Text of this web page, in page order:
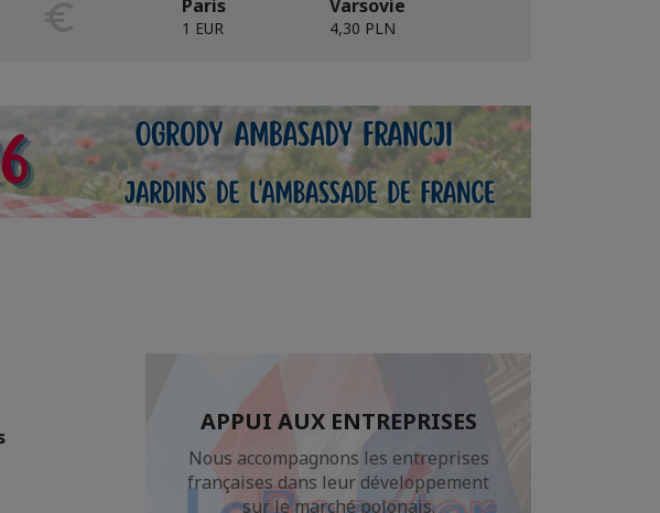
Paris
1 EUR
Varsovie
4,30 PLN
APPUI AUX ENTREPRISES
Nous accompagnons les entreprises
françaises dans leur développement
sur le marché polonais.